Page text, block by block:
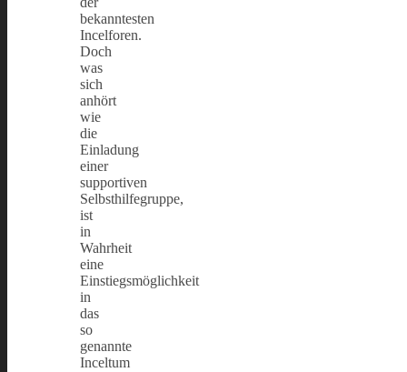
bekanntesten
Incelforen.
Doch
was
sich
anhört
wie
die
Einladung
einer
supportiven
Selbsthilfegruppe,
ist
in
Wahrheit
eine
Einstiegsmöglichkeit
in
das
so
genannte
Inceltum